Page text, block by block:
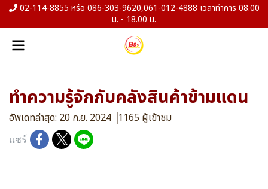
02-114-8855 หรือ 086-303-9620,061-012-4888 เวลาทำการ 08.00
น. - 18.00 น.
ทำความรู้จักกับคลังสินค้าข้ามแดน
อัพเดทล่าสุด: 20 ก.ย. 2024 1165 ผู้เข้าชม
แชร์